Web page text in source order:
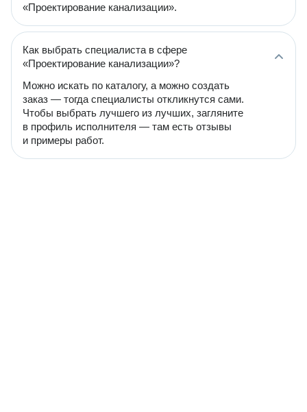
«Проектирование канализации».
Как выбрать специалиста в сфере
«Проектирование канализации»?
Можно искать по каталогу, а можно создать
заказ — тогда специалисты откликнутся сами.
Чтобы выбрать лучшего из лучших, загляните
в профиль исполнителя — там есть отзывы
и примеры работ.